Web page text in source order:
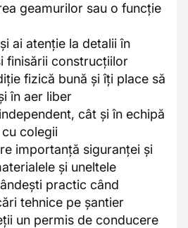
geamurilor sau o funcție
ai atenție la detalii în
finisării construcțiilor
fizică bună și îți place să
în aer liber
cât și în echipă
colegii
importanță siguranței și
și uneltele
practic când
tehnice pe șantier
un permis de conducere